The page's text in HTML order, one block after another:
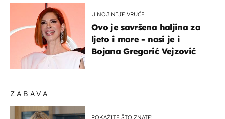
ZABAVA
POKAŽITE ŠTO ZNATE!
U NOJ NIJE VRUĆE
Ovo je savršena haljina za
ljeto i more - nosi je i
Bojana Gregorić Vejzović